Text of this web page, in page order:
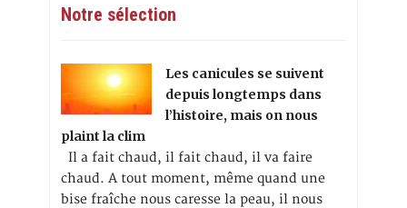
Notre sélection
Les canicules se suivent
depuis longtemps dans
l’histoire, mais on nous
plaint la clim
Il a fait chaud, il fait chaud, il va faire
chaud. A tout moment, même quand une
bise fraîche nous caresse la peau, il nous